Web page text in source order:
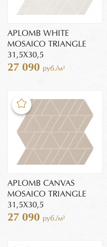
APLOMB WHITE
MOSAICO TRIANGLE
31,5X30,5
27 090 руб./м²
APLOMB CANVAS
MOSAICO TRIANGLE
31,5X30,5
27 090 руб./м²